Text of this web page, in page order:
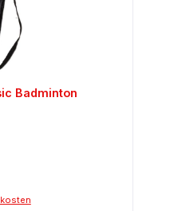
Badminton